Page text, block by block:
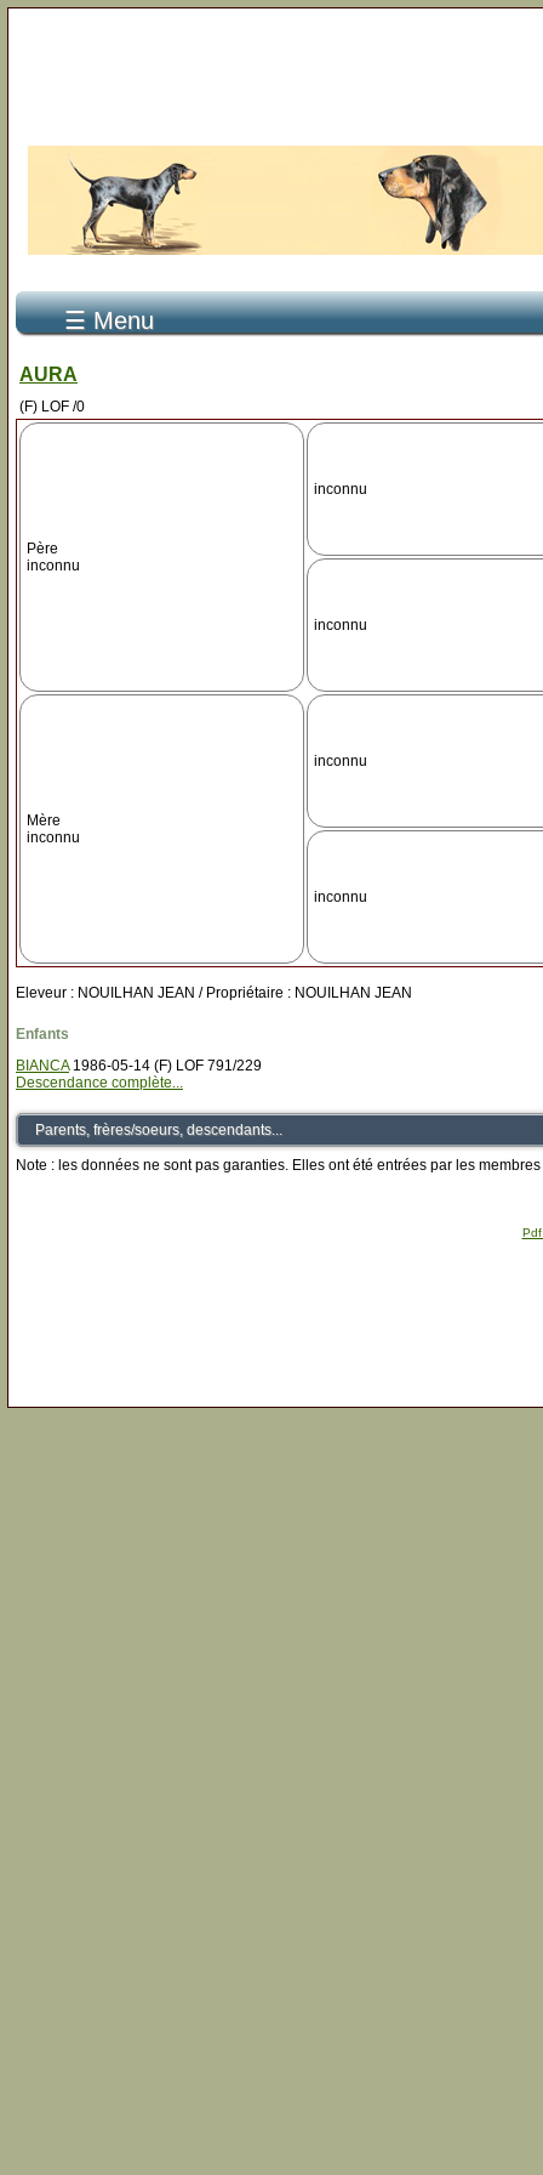
☰ Menu
AURA
(F) LOF /0
Père
inconnu
inconnu
inconnu
Mère
inconnu
inconnu
inconnu
Eleveur : NOUILHAN JEAN / Propriétaire : NOUILHAN JEAN
Enfants
BIANCA1986-05-14 (F) LOF 791/229
Descendance complète...
Parents, frères/soeurs, descendants...
Note : les données ne sont pas garanties. Elles ont été entrées par les
Pdf